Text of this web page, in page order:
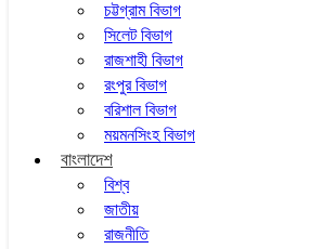
চট্টগ্রাম বিভাগ
সিলেট বিভাগ
রাজশাহী বিভাগ
রংপুর বিভাগ
বরিশাল বিভাগ
ময়মনসিংহ বিভাগ
বাংলাদেশ
বিশ্ব
জাতীয়
রাজনীতি